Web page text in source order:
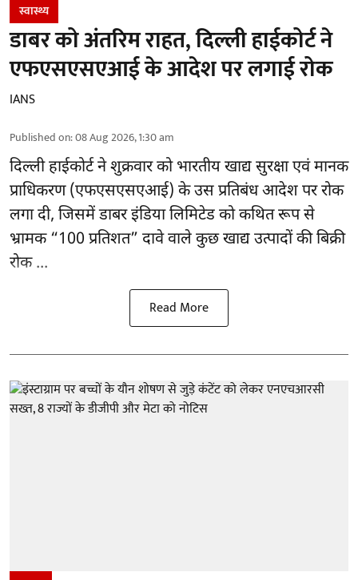
स्वास्थ्य
डाबर को अंतरिम राहत, दिल्ली हाईकोर्ट ने
एफएसएसएआई के आदेश पर लगाई रोक
IANS
Published on:08 Aug 2026, 1:30 am
दिल्ली हाईकोर्ट ने शुक्रवार को भारतीय खाद्य सुरक्षा एवं मानक
प्राधिकरण(एफएसएसएआई) के उस प्रतिबंध आदेश पर रोक
लगा दी, जिसमें डाबर इंडिया लिमिटेड को कथित रूप से
भ्रामक “100 प्रतिशत” दावे वाले कुछ खाद्य उत्पादों की बिक्री
रोक ...
Read More